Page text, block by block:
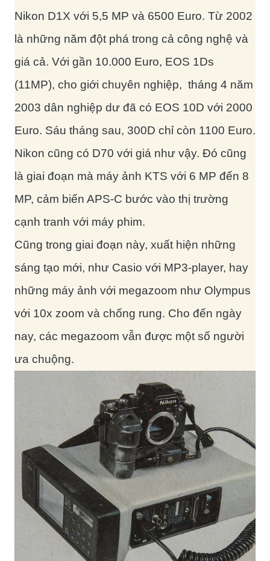
Nikon D1X với 5,5 MP và 6500 Euro. Từ 2002
là những năm đột phá trong cả công nghệ và
giá cả. Với gần 10.000 Euro, EOS 1Ds
(11MP), cho giới chuyên nghiệp, tháng 4 năm
2003 dân nghiệp dư đã có EOS 10D với 2000
Euro. Sáu tháng sau, 300D chỉ còn 1100 Euro.
Nikon cũng có D70 với giá như vậy. Đó cũng
là giai đoạn mà máy ảnh KTS với 6 MP đến 8
MP, cảm biến APS-C bước vào thị trường
cạnh tranh với máy phim.
Cũng trong giai đoạn này, xuất hiện những
sáng tạo mới, như Casio với MP3-player, hay
những máy ảnh với megazoom như Olympus
với 10x zoom và chống rung. Cho đến ngày
nay, các megazoom vẫn được một số người
ưa chuộng.